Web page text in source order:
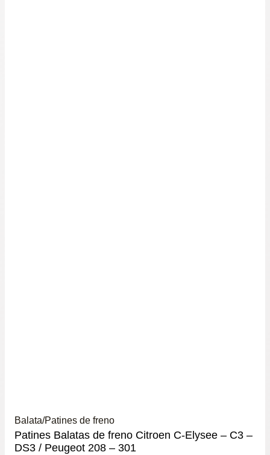
Balata/Patines de freno
Patines Balatas de freno Citroen C-Elysee – C3 –
DS3 / Peugeot 208 – 301